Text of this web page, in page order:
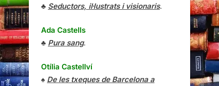
♣ Seductors, il·lustrats i visionaris.
Ada Castells
♣ Pura sang.
Otília Castellví
♠ De les txeques de Barcelona a